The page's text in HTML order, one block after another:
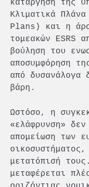
κατάργηση της
Κλιματικά
Plans) και η
τομεακών ESRS
βούληση του
αποσυμφόρηση
από δυσανάλογα
βάρη.
Ωστόσο, η
«ελάφρυνση»
απομείωση των
μετατόπισή
μεταφέρεται